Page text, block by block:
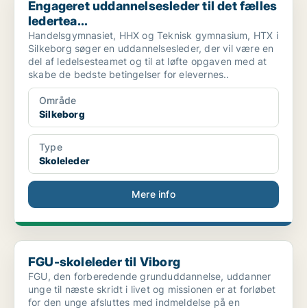
Engageret uddannelsesleder til det fælles
ledertea...
Handelsgymnasiet, HHX og Teknisk gymnasium, HTX i
Silkeborg søger en uddannelsesleder, der vil være en
del af ledelsesteamet og til at løfte opgaven med at
skabe de bedste betingelser for elevernes..
Område
Silkeborg
Type
Skoleleder
Mere info
FGU-skoleleder til Viborg
FGU-skoleleder til Viborg
FGU, den forberedende grunduddannelse, uddanner
unge til næste skridt i livet og missionen er at forløbet
for den unge afsluttes med indmeldelse på en